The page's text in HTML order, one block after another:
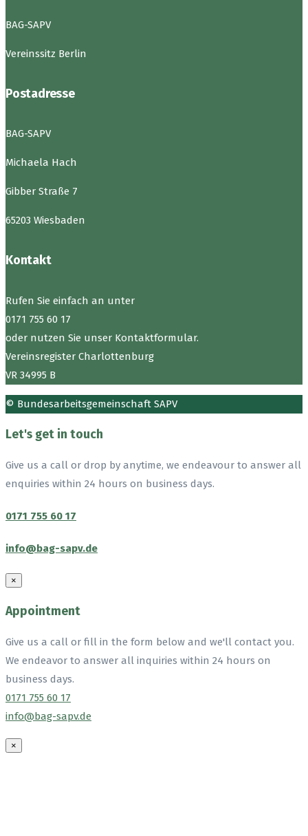
BAG-SAPV
Vereinssitz Berlin
Postadresse
BAG-SAPV
Michaela Hach
Gibber Straße 7
65203 Wiesbaden
Kontakt
Rufen Sie einfach an unter
0171 755 60 17
oder nutzen Sie unser Kontaktformular.
Vereinsregister Charlottenburg
VR 34995 B
© Bundesarbeitsgemeinschaft SAPV
Let's get in touch
Give us a call or drop by anytime, we endeavour to answer all
enquiries within 24 hours on business days.
0171 755 60 17
info@bag-sapv.de
×
Appointment
Give us a call or fill in the form below and we'll contact you.
We endeavor to answer all inquiries within 24 hours on
business days.
0171 755 60 17
info@bag-sapv.de
×